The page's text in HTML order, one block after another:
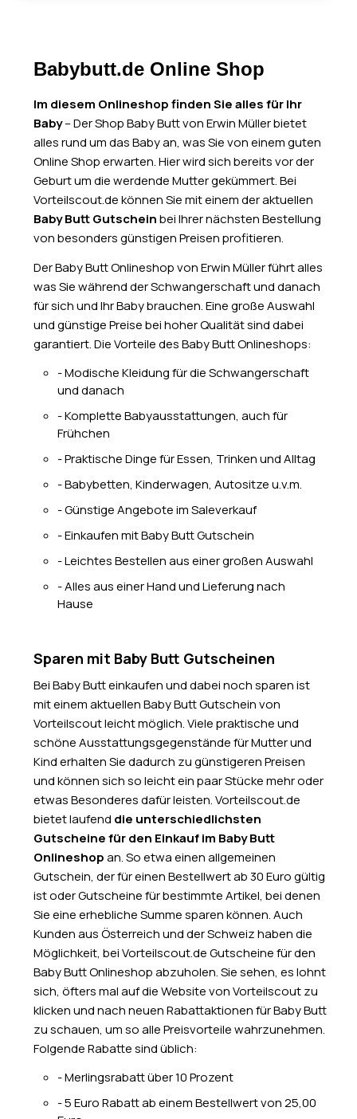
Babybutt.de Online Shop
Im diesem Onlineshop finden Sie alles für Ihr
Baby– Der Shop Baby Butt von Erwin Müller bietet
alles rund um das Baby an, was Sie von einem guten
Online Shop erwarten. Hier wird sich bereits vor der
Geburt um die werdende Mutter gekümmert. Bei
Vorteilscout.de können Sie mit einem der aktuellen
Baby Butt Gutscheinbei Ihrer nächsten Bestellung
von besonders günstigen Preisen profitieren.
Der Baby Butt Onlineshop von Erwin Müller führt alles
was Sie während der Schwangerschaft und danach
für sich und Ihr Baby brauchen. Eine große Auswahl
und günstige Preise bei hoher Qualität sind dabei
garantiert. Die Vorteile des Baby Butt Onlineshops:
- Modische Kleidung für die Schwangerschaft
und danach
- Komplette Babyausstattungen, auch für
Frühchen
- Praktische Dinge für Essen, Trinken und Alltag
- Babybetten, Kinderwagen, Autositze u.v.m.
- Günstige Angebote im Saleverkauf
- Einkaufen mit Baby Butt Gutschein
- Leichtes Bestellen aus einer großen Auswahl
- Alles aus einer Hand und Lieferung nach
Hause
Sparen mit Baby Butt Gutscheinen
Bei Baby Butt einkaufen und dabei noch sparen ist
mit einem aktuellen Baby Butt Gutschein von
Vorteilscout leicht möglich. Viele praktische und
schöne Ausstattungsgegenstände für Mutter und
Kind erhalten Sie dadurch zu günstigeren Preisen
und können sich so leicht ein paar Stücke mehr oder
etwas Besonderes dafür leisten. Vorteilscout.de
bietet laufend die unterschiedlichsten
Gutscheine für den Einkauf im Baby Butt
Onlineshopan. So etwa einen allgemeinen
Gutschein, der für einen Bestellwert ab 30 Euro gültig
ist oder Gutscheine für bestimmte Artikel, bei denen
Sie eine erhebliche Summe sparen können. Auch
Kunden aus Österreich und der Schweiz haben die
Möglichkeit, bei Vorteilscout.de Gutscheine für den
Baby Butt Onlineshop abzuholen. Sie sehen, es lohnt
sich, öfters mal auf die Website von Vorteilscout zu
klicken und nach neuen Rabattaktionen für Baby Butt
zu schauen, um so alle Preisvorteile wahrzunehmen.
Folgende Rabatte sind üblich:
- Merlingsrabatt über 10 Prozent
- 5 Euro Rabatt ab einem Bestellwert von 25,00